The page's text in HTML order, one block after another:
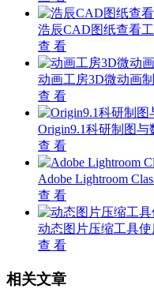
浩辰CAD图纸查看
查 看
动画工房3D微动画
查 看
Origin9.1科研制图
查 看
Adobe Lightroom
查 看
动态图片压缩工具使
查 看
相关文章